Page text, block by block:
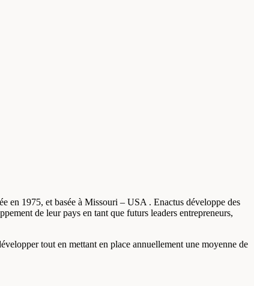
en 1975, et basée à Missouri – USA . Enactus développe des
de leur pays en tant que futurs leaders entrepreneurs,
tout en mettant en place annuellement une moyenne de